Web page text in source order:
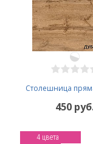
Столешница
450
4 цвета